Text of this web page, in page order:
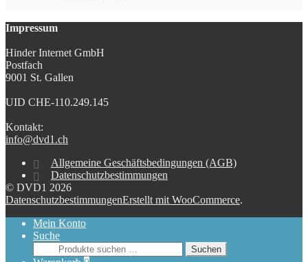
Impressum
Hinder Internet GmbH
Postfach
9001 St. Gallen
UID CHE-110.249.145
Kontakt:
info@dvd1.ch
Allgemeine Geschäftsbedingungen (AGB)
Datenschutzbestimmungen
© DVD1 2026
DatenschutzbestimmungenErstellt mit WooCommerce.
Mein Konto
Suche
Suchen
nach:
Suchen